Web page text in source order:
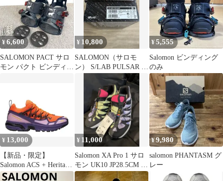
¥6,600
SALOMON PACT サロ
モン パクト ビンディン
¥ 10,800
SALOMON（サロモ
ン） S/LAB PULSAR メ
ンズ26.0cm
¥5,555
Salomon ビンディング
のみ
¥ 13,000
【新品・限定】
Salomon ACS + Heritage
Pack
¥ 11,000
Salomon XA Pro 1 サロ
モン UK10 JP28.5CM メ
ッシュ
¥9,980
salomon PHANTASM グ
レー